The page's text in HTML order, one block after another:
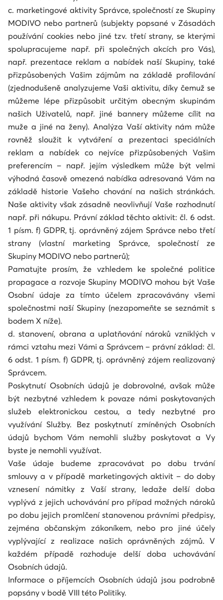
c. marketingové aktivity Správce, společností ze Skupiny
MODIVO nebo partnerů (subjekty popsané v Zásadách
používání cookies nebo jiné tzv. třetí strany, se kterými
spolupracujeme např. při společných akcích pro Vás),
např. prezentace reklam a nabídek naší Skupiny, také
přizpůsobených Vašim zájmům na základě profilování
(zjednodušeně analyzujeme Vaši aktivitu, díky čemuž se
můžeme lépe přizpůsobit určitým obecným skupinám
našich Uživatelů, např. jiné bannery můžeme cílit na
muže a jiné na ženy). Analýza Vaší aktivity nám může
rovněž sloužit k vytváření a prezentaci speciálních
reklam a nabídek co nejvíce přizpůsobených Vašim
preferencím – např. jejím výsledkem může být velmi
výhodná časově omezená nabídka adresovaná Vám na
základě historie Vašeho chování na našich stránkách.
Naše aktivity však zásadně neovlivňují Vaše rozhodnutí
např. při nákupu. Právní základ těchto aktivit: čl. 6 odst.
1 písm. f) GDPR, tj. oprávněný zájem Správce nebo třetí
strany (vlastní marketing Správce, společností ze
Skupiny MODIVO nebo partnerů);
Pamatujte prosím, že vzhledem ke společné politice
propagace a rozvoje Skupiny MODIVO mohou být Vaše
Osobní údaje za tímto účelem zpracovávány všemi
společnostmi naší Skupiny (nezapomeňte se seznámit s
bodem X níže).
d. stanovení, obrana a uplatňování nároků vzniklých v
rámci vztahu mezi Vámi a Správcem – právní základ: čl.
6 odst. 1 písm. f) GDPR, tj. oprávněný zájem realizovaný
Správcem.
Poskytnutí Osobních údajů je dobrovolné, avšak může
být nezbytné vzhledem k povaze námi poskytovaných
služeb elektronickou cestou, a tedy nezbytné pro
využívání Služby. Bez poskytnutí zmíněných Osobních
údajů bychom Vám nemohli služby poskytovat a Vy
byste je nemohli využívat.
Vaše údaje budeme zpracovávat po dobu trvání
smlouvy a v případě marketingových aktivit – do doby
vznesení námitky z Vaší strany, ledaže delší doba
vyplývá z jejich uchovávání pro případ možných nároků
po dobu jejich promlčení stanovenou právními předpisy,
zejména občanským zákoníkem, nebo pro jiné účely
vyplývající z realizace našich oprávněných zájmů. V
každém případě rozhoduje delší doba uchovávání
Osobních údajů.
Informace o příjemcích Osobních údajů jsou podrobně
popsány v bodě VIII této Politiky.